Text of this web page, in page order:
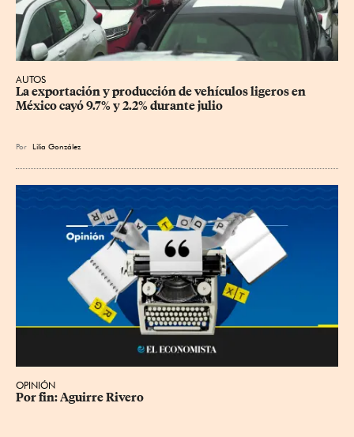
AUTOS
La exportación y producción de vehículos ligeros en
México cayó 9.7% y 2.2% durante julio
Por Lilia González
OPINIÓN
Por fin: Aguirre Rivero